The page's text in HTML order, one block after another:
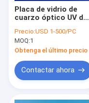
Placa de vidrio de
cuarzo óptico UV de
mm de espesor
Precio:USD 1-500/PC
MOQ:1
Obtenga el último precio
Contactar ahora